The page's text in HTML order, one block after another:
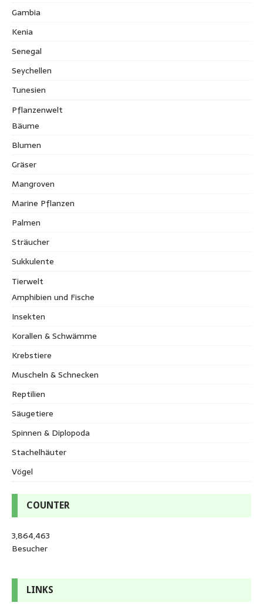
Gambia
Kenia
Senegal
Seychellen
Tunesien
Pflanzenwelt
Bäume
Blumen
Gräser
Mangroven
Marine Pflanzen
Palmen
Sträucher
Sukkulente
Tierwelt
Amphibien und Fische
Insekten
Korallen & Schwämme
Krebstiere
Muscheln & Schnecken
Reptilien
Säugetiere
Spinnen & Diplopoda
Stachelhäuter
Vögel
COUNTER
3,864,463
Besucher
LINKS